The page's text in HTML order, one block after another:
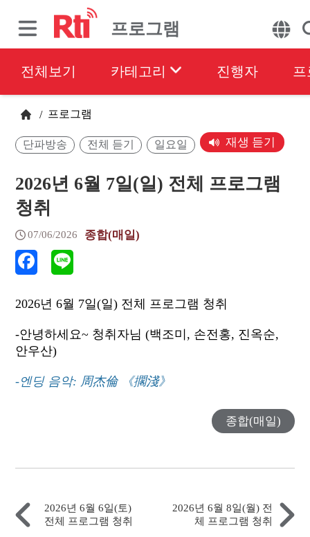
프로그램
전체보기 카테고리 진행자
/ 프로그램
단파방송 전체 듣기 일요일 재생 듣기
2026년 6월 7일(일) 전체 프로그램
청취
07/06/2026 종합(매일)
2026년 6월 7일(일) 전체 프로그램 청취
-안녕하세요~ 청취자님 (백조미, 손전홍, 진옥순,
안우산)
-엔딩 음악: 周杰倫 《擱淺》
종합(매일)
2026년 6월 6일(토)
전체 프로그램 청취
2026년 6월 8일(월) 전
체 프로그램 청취